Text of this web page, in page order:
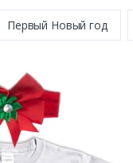
Первый Новый год